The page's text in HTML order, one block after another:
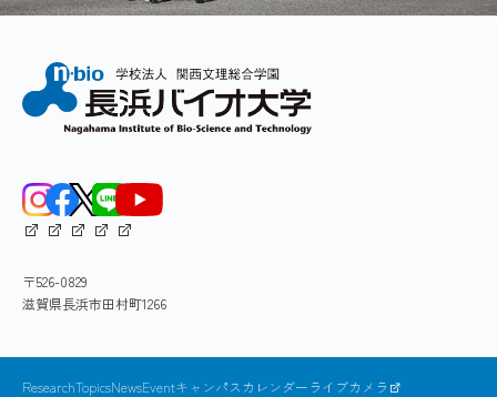
〒526-0829
滋賀県長浜市田村町1266
ResearchTopicsNewsEventキャンパスカレンダーライブカメラ